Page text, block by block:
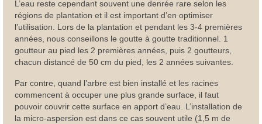
L’eau reste cependant souvent une denrée rare selon les
régions de plantation et il est important d’en optimiser
l’utilisation. Lors de la plantation et pendant les 3-4 premières
années, nous conseillons le goutte à goutte traditionnel. 1
goutteur au pied les 2 premières années, puis 2 goutteurs,
chacun distancé de 50 cm du pied, les 2 années suivantes.
Par contre, quand l’arbre est bien installé et les racines
commencent à occuper une plus grande surface, il faut
pouvoir couvrir cette surface en apport d’eau. L’installation de
la micro-aspersion est dans ce cas souvent utile (1,5 m de